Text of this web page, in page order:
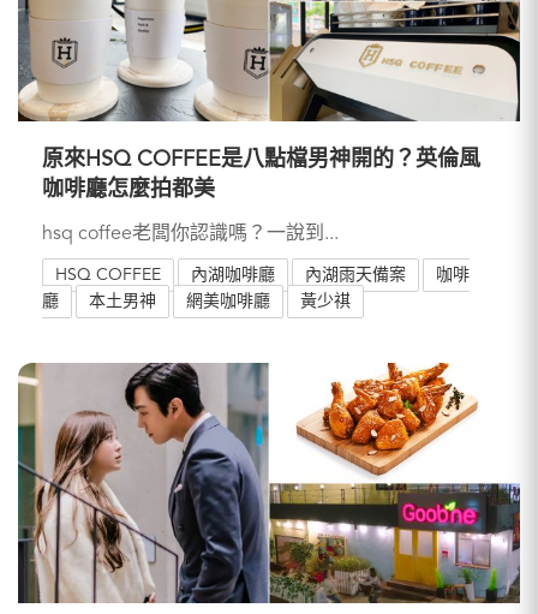
原來HSQ COFFEE是八點檔男神開的？英倫風
咖啡廳怎麼拍都美
hsq coffee老闆你認識嗎？一說到...
HSQ COFFEE 內湖咖啡廳 內湖雨天備案
咖啡
廳
本土男神 網美咖啡廳 黃少祺